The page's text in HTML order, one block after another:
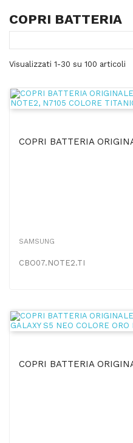
COPRI BATTERIA
Visualizzati 1-30 su 100 articoli
SAMSUNG
CBO07.NOTE2.TI